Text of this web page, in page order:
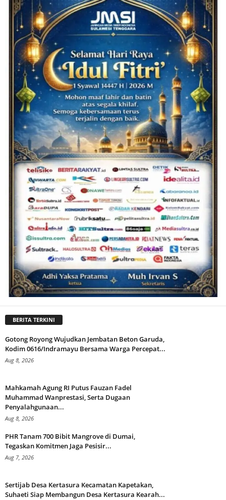
BERITA TERKINI
Gotong Royong Wujudkan Jembatan Beton Garuda,
Kodim 0616/Indramayu Bersama Warga Percepat...
Aug 8, 2026
Mahkamah Agung RI Putus Fauzan Fadel
Muhammad Wanprestasi, Serta Dugaan
Penyalahgunaan...
Aug 8, 2026
PHR Tanam 700 Bibit Mangrove di Dumai,
Tegaskan Komitmen Jaga Pesisir...
Aug 7, 2026
Sertijab Desa Kertasura Kecamatan Kapetakan,
Suhaeti Siap Membangun Desa Kertasura Kearah...